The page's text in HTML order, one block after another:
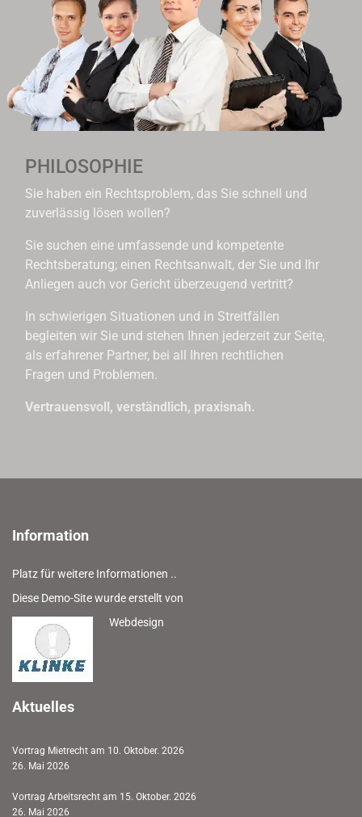
PHILOSOPHIE
Sie haben ein Rechtsproblem, das Sie schnell und
zuverlässig lösen wollen?
Sie suchen eine umfassende und kompetente
Rechtsberatung; einen Rechtsanwalt, der Sie und Ihr
Anliegen auch vor Gericht überzeugend vertritt?
In schwierigen Situationen und in Streitfällen
begleiten wir Sie und stehen Ihnen jederzeit zur Seite,
als erfahrener Partner, bei all Ihren rechtlichen
Fragen und Problemen.
Vertrauensvoll, verständlich, praxisnah.
Information
Platz für weitere Informationen ..
Diese Demo-Site wurde erstellt von
Webdesign
Aktuelles
Vortrag Mietrecht am 10. Oktober. 2026
26. Mai 2026
Vortrag Arbeitsrecht am 15. Oktober. 2026
26. Mai 2026